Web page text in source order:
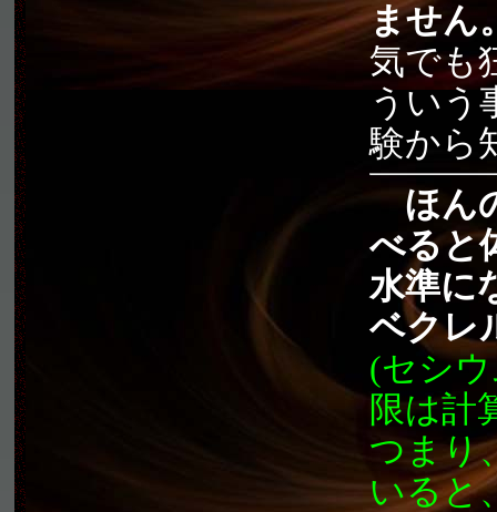
ません
気でも
ういう
験から
ほん
べると
水準に
ベクレ
(セシ
限は計
つまり
いると